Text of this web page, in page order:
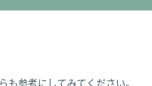
参考にしてみてください。